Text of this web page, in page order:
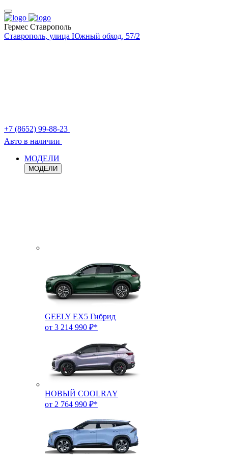
Гермес Ставрополь
Ставрополь, улица Южный обход, 57/2
+7 (8652) 99-88-23
Авто в наличии
МОДЕЛИ
МОДЕЛИ
GEELY EX5 Гибрид
от 3 214 990 ₽*
НОВЫЙ COOLRAY
от 2 764 990 ₽*